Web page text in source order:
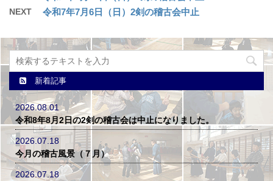
NEXT 令和7年7月6日（日）2剣の稽古会中止
新着記事
2026.08.01
令和8年8月2日の2剣の稽古会は中止になりました。
2026.07.18
今月の稽古風景（７月）
2026.07.18